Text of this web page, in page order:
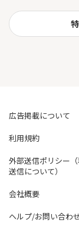
広告掲載について
利用規約
外部送信ポリシー
送信について）
会社概要
ヘルプ/お問い合わ